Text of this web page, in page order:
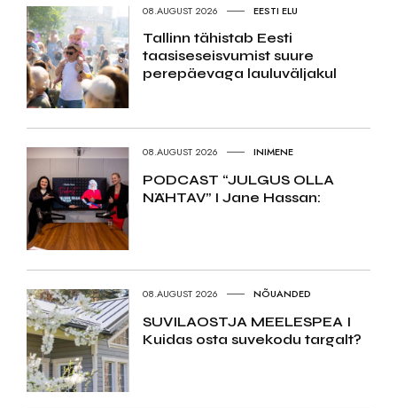
08.AUGUST 2026 EESTI ELU
Tallinn tähistab Eesti
taasiseseisvumist suure
perepäevaga lauluväljakul
08.AUGUST 2026 INIMENE
PODCAST “JULGUS OLLA
NÄHTAV” I Jane Hassan:
08.AUGUST 2026 NÕUANDED
SUVILAOSTJA MEELESPEA I
Kuidas osta suvekodu targalt?